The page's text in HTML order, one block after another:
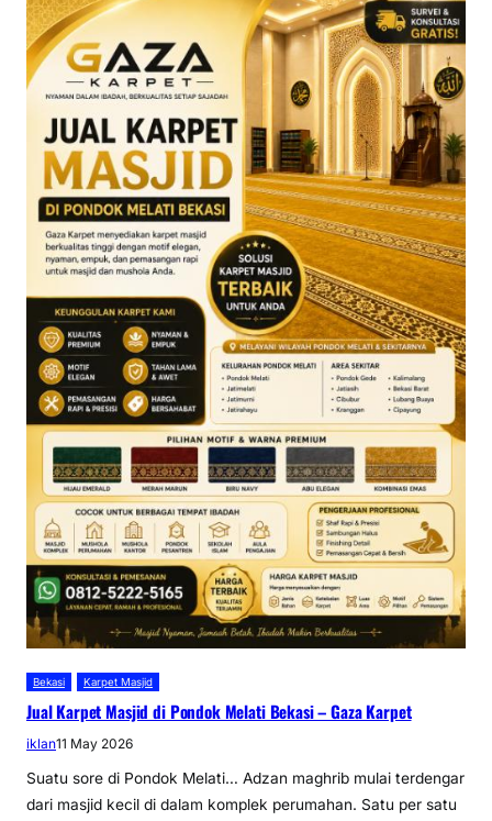
Bekasi Karpet Masjid
Jual Karpet Masjid di Pondok Melati Bekasi – Gaza Karpet
iklan11 May 2026
Suatu sore di Pondok Melati… Adzan maghrib mulai terdengar
dari masjid kecil di dalam komplek perumahan. Satu per satu